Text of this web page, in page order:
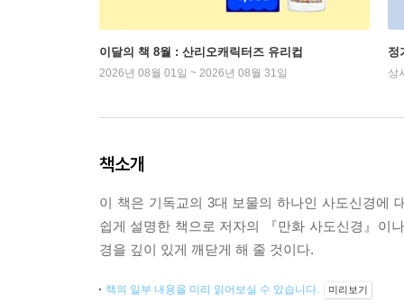
이달의 책 8월 : 산리오캐릭터즈 유리컵
2026년 08월 01일 ~ 2026년 08월 31일
정
상
책소개
이 책은 기독교의 3대 보물의 하나인 사도신경에
쉽게 설명한 책으로 저자의 『만화 사도신경』이
경을 깊이 있게 깨닫게 해 줄 것이다.
책의 일부 내용을 미리 읽어보실 수 있습니다. 미리보기